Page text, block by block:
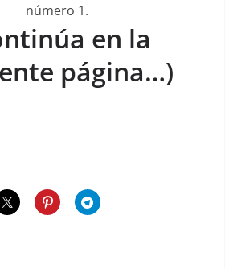
número 1.
en la
página…)